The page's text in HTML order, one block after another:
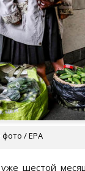
/ EPA
шестой